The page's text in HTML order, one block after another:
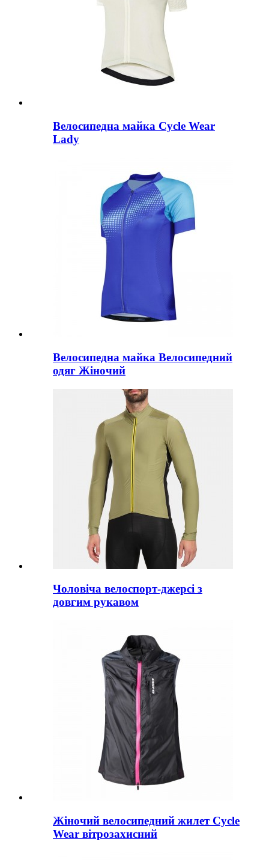
Велосипедна майка Cycle Wear
Lady
Велосипедна майка Велосипедний
одяг Жіночий
Чоловіча велоспорт-джерсі з
довгим рукавом
Жіночий велосипедний жилет Cycle
Wear вітрозахисний